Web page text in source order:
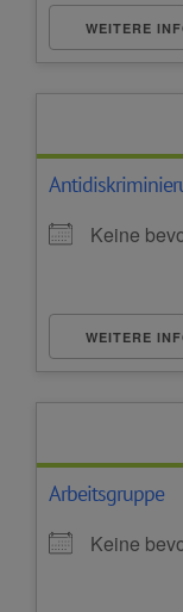
WEITERE
Keine
WEITERE
Arbeitsgruppe
Keine